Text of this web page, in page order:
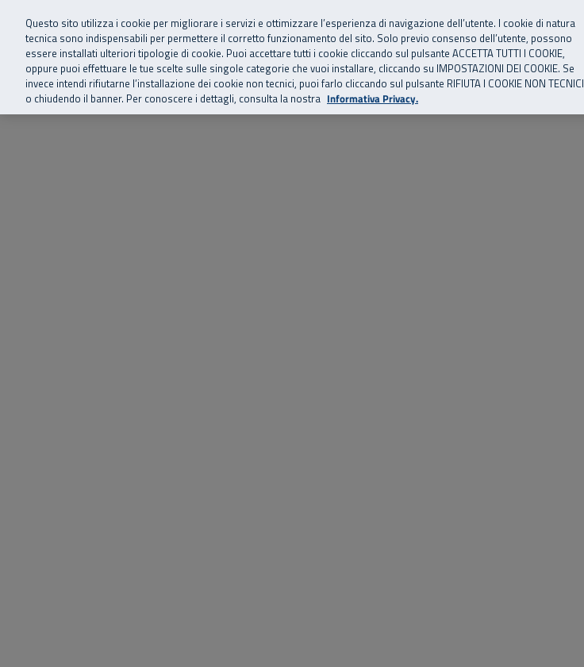
Vai al menu principale
Vai al contenuto principale
Vai al Footer
SuperAbile - il Contact Center Inail per il mondo della disabilità
Home Chi siamo Storie, news ed eventi Risorse utili Supporto
Questo sito utilizza i cookie per migliorare i servizi e ottimizzare l’esperienza di navigazione dell’utente. I cookie di natura
tecnica sono indispensabili per permettere il corretto funzionamento del sito. Solo previo consenso dell’utente, possono
essere installati ulteriori tipologie di cookie. Puoi accettare tutti i cookie cliccando sul pulsante ACCETTA TUTTI I COOKIE,
oppure puoi effettuare le tue scelte sulle singole categorie che vuoi installare, cliccando su IMPOSTAZIONI DEI COOKIE. Se
invece intendi rifiutarne l’installazione dei cookie non tecnici, puoi farlo cliccando sul pulsante RIFIUTA I COOKIE NON TECNICI
o chiudendo il banner. Per conoscere i dettagli, consulta la nostra Informativa Privacy.